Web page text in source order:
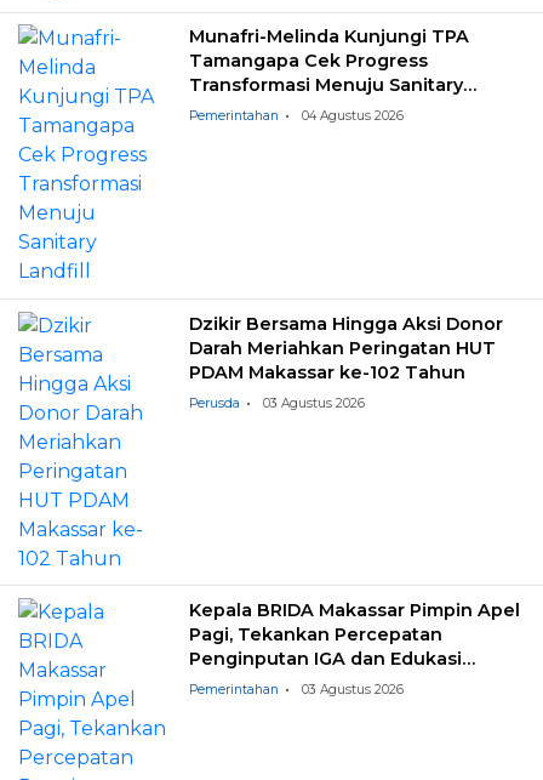
Munafri-Melinda Kunjungi TPA
Tamangapa Cek Progress
Transformasi Menuju Sanitary
Landfill
Pemerintahan 04 Agustus 2026
Dzikir Bersama Hingga Aksi Donor
Darah Meriahkan Peringatan HUT
PDAM Makassar ke-102 Tahun
Perusda 03 Agustus 2026
Kepala BRIDA Makassar Pimpin Apel
Pagi, Tekankan Percepatan
Penginputan IGA dan Edukasi
Pemilahan Sampah
Pemerintahan 03 Agustus 2026